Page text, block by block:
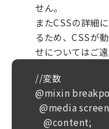
せん。
またCSSの詳細
るため、CSSが
せについてはご遠
//変数
@mixin
@media
    @content;